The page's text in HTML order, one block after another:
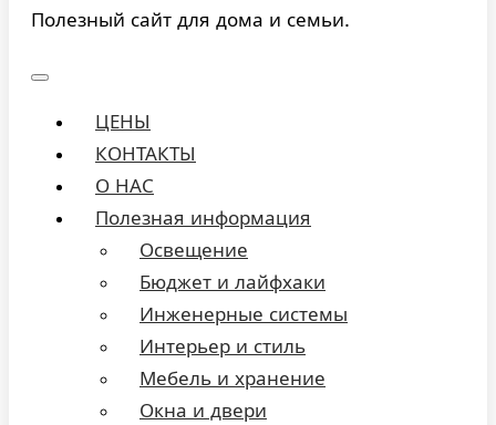
Полезный сайт для дома и семьи.
ЦЕНЫ
КОНТАКТЫ
О НАС
Полезная информация
Освещение
Бюджет и лайфхаки
Инженерные системы
Интерьер и стиль
Мебель и хранение
Окна и двери